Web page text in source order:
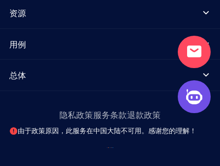
资源
用例
总体
隐私政策服务条款退款政策
由于政策原因，此服务在中国大陆不可用。感谢您的理解！